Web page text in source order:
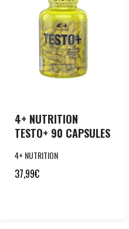
4+ NUTRITION
TESTO+ 90 CAPSULES
4+ NUTRITION
37,99€